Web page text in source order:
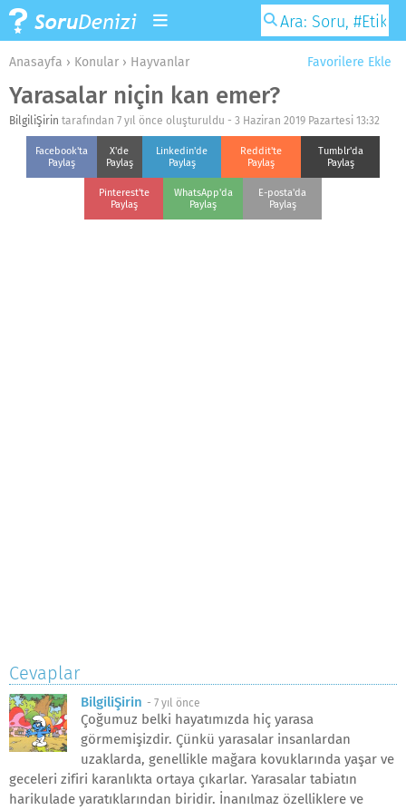
Favorilere Ekle
Anasayfa › Konular › Hayvanlar
Yarasalar niçin kan emer?
BilgiliŞirin tarafından 7 yıl önce oluşturuldu - 3 Haziran 2019 Pazartesi 13:32
Facebook'ta
Paylaş
X'de
Paylaş
Linkedin'de
Paylaş
Reddit'te
Paylaş
Tumblr'da
Paylaş
Pinterest'te
Paylaş
WhatsApp'da
Paylaş
E-posta'da
Paylaş
Cevaplar
BilgiliŞirin - 7 yıl önce
Çoğumuz belki hayatımızda hiç yarasa
görmemişizdir. Çünkü yarasalar insanlardan
uzaklarda, genellikle mağara kovuklarında yaşar ve
geceleri zifiri karanlıkta ortaya çıkarlar. Yarasalar tabiatın
harikulade yaratıklarından biridir. İnanılmaz özelliklere ve